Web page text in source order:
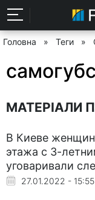
Головна » Теги »
МАТЕРІАЛИ
В Киеве
этажа с 3-
уговаривали
27.01.2022 - 15:55